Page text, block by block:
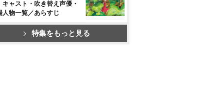
キャスト・吹き替え声優・
人物一覧／あらすじ
特集をもっと見る